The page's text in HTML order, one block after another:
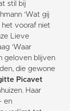
stil bij
‘Wat gij
vooraf niet
Lieve
‘Waar
geloven blijven
die gewone
Picavet
Haar
en